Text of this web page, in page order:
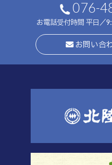
076-
お電話受付時間 平日／
お問い合